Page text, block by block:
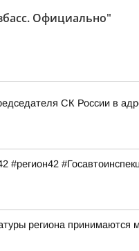
Официально"
СК России в
#регион42
региона